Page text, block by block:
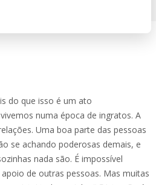
do que isso é um ato
numa época de ingratos. A
Uma boa parte das pessoas
se achando poderosas demais, e
nada são. É impossível
de outras pessoas. Mas muitas